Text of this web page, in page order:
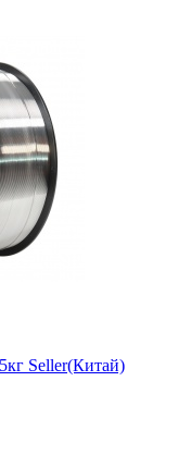
Seller(Китай)